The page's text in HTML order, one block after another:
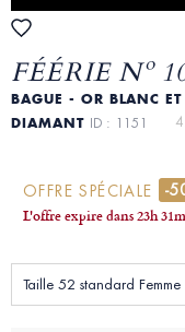
FÉÉRIE Nº
BAGUE - OR BLANC
DIAMANT ID : 1151
OFFRE SPÉCIALE
-
L'offre expire dans23h31m
Taille 52 standard Femme